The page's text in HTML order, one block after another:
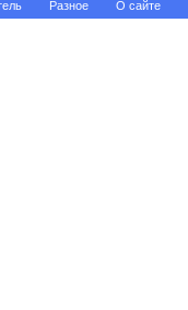
Разное О сайте